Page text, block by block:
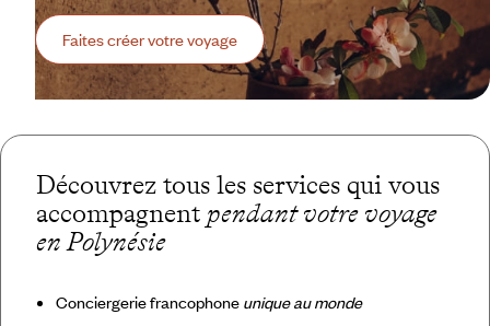
Faites créer votre voyage
Découvrez tous les services qui vous
accompagnent pendant votre voyage
en Polynésie
Conciergerie francophone unique au monde